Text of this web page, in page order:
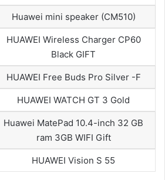
Huawei mini speaker (CM510)
HUAWEI Wireless Charger CP60
Black GIFT
HUAWEI Free Buds Pro Silver -F
HUAWEI WATCH GT 3 Gold
Huawei MatePad 10.4-inch 32 GB
ram 3GB WIFI Gift
HUAWEI Vision S 55